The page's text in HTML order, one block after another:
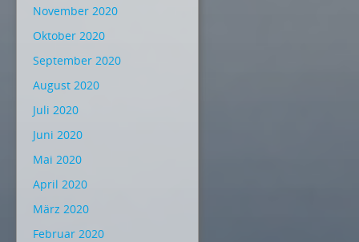
November 2020
Oktober 2020
September 2020
August 2020
Juli 2020
Juni 2020
Mai 2020
April 2020
März 2020
Februar 2020